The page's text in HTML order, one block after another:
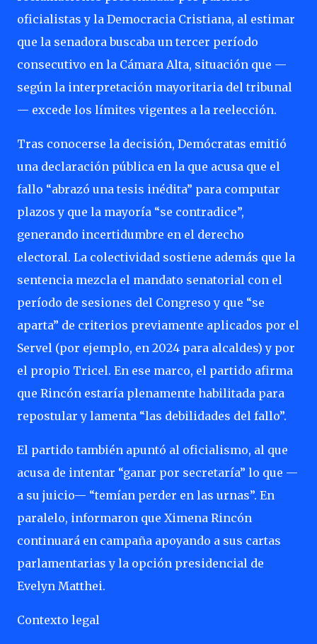
oficialistas y la Democracia Cristiana, al estimar
que la senadora buscaba un tercer período
consecutivo en la Cámara Alta, situación que —
según la interpretación mayoritaria del tribunal
— excede los límites vigentes a la reelección.
Tras conocerse la decisión, Demócratas emitió
una declaración pública en la que acusa que el
fallo “abrazó una tesis inédita” para computar
plazos y que la mayoría “se contradice”,
generando incertidumbre en el derecho
electoral. La colectividad sostiene además que la
sentencia mezcla el mandato senatorial con el
período de sesiones del Congreso y que “se
aparta” de criterios previamente aplicados por el
Servel (por ejemplo, en 2024 para alcaldes) y por
el propio Tricel. En ese marco, el partido afirma
que Rincón estaría plenamente habilitada para
repostular y lamenta “las debilidades del fallo”.
El partido también apuntó al oficialismo, al que
acusa de intentar “ganar por secretaría” lo que —
a su juicio— “temían perder en las urnas”. En
paralelo, informaron que Ximena Rincón
continuará en campaña apoyando a sus cartas
parlamentarias y la opción presidencial de
Evelyn Matthei.
Contexto legal